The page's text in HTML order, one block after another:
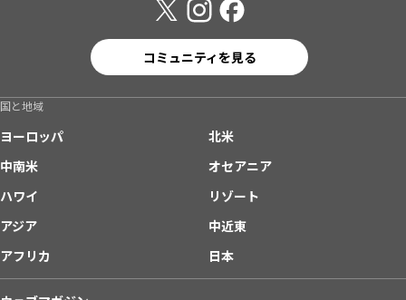
コミュニティを見る
国と地域
ヨーロッパ
北米
中南米
オセアニア
ハワイ
リゾート
アジア
中近東
アフリカ
日本